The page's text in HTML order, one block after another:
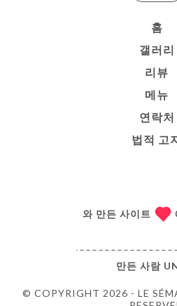
홈
갤러리
리뷰
메뉴
연락처
법적 고
© COPYRIGHT 2026 - LE
와 만든 사이트
만든 사람